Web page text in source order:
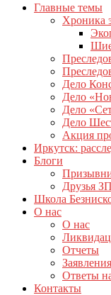
Главные темы
Хроника
Дело
Дело
Дело
Дело
Акция
Иркутск:
Блоги
Друзья
Школа
О нас
О нас
Отчеты
Ответы
Контакты